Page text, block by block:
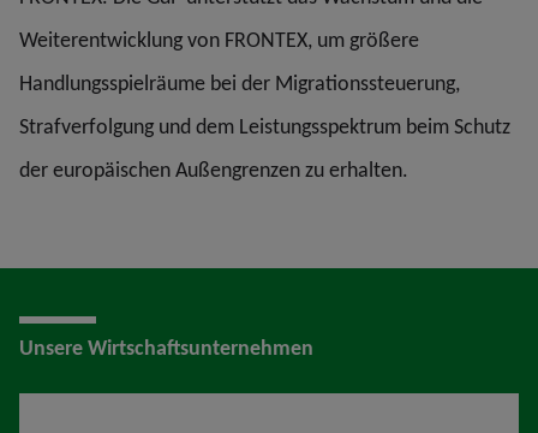
Weiterentwicklung von FRONTEX, um größere
Handlungsspielräume bei der Migrationssteuerung,
Strafverfolgung und dem Leistungsspektrum beim Schutz
der europäischen Außengrenzen zu erhalten.
Unsere Wirtschaftsunternehmen